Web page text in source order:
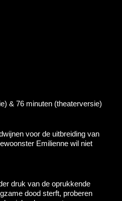
& 76 minuten (theaterversie)
voor de uitbreiding van
Emilienne wil niet
druk van de oprukkende
dood sterft, proberen